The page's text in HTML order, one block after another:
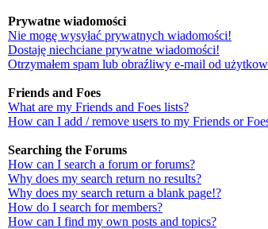
Prywatne wiadomości
Nie mogę wysyłać prywatnych wiadomości!
Dostaję niechciane prywatne wiadomości!
Otrzymałem spam lub obraźliwy e-mail od
Friends and Foes
What are my Friends and Foes lists?
How can I add / remove users to my Friends or
Searching the Forums
How can I search a forum or forums?
Why does my search return no results?
Why does my search return a blank page!?
How do I search for members?
How can I find my own posts and topics?